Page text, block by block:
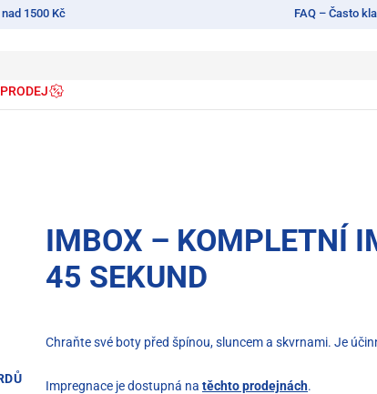
1500 Kč FAQ – Často
IMBOX – KOMPLETNÍ
45 SEKUND
Chraňte své boty před špínou, sluncem a skvrnami. Je
Impregnace je dostupná na těchto prodejnách.